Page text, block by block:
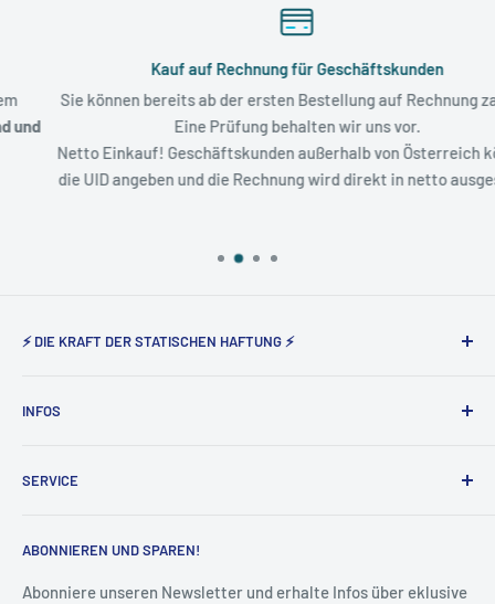
Kauf auf Rechnung für Geschäftskunden
Sie können bereits ab der ersten Bestellung auf Rechnung zahlen.
Eine Prüfung behalten wir uns vor.
Netto Einkauf! Geschäftskunden außerhalb von Österreich können
die UID angeben und die Rechnung wird direkt in netto ausgestellt.
⚡ DIE KRAFT DER STATISCHEN HAFTUNG ⚡
Vertrieb der elektrostatisch haftenden Produkte von Tesla
INFOS
Impressum
Datenschutz
Cookie-Einstellungen
SERVICE
Vertrag widerrufen
Versand & Lieferung
ABONNIEREN UND SPAREN!
Abonniere unseren Newsletter und erhalte Infos über eklusive